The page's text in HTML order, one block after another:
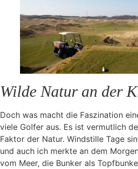
Wilde Natur an der
Doch was macht die Faszination
viele Golfer aus. Es ist vermutlich
Faktor der Natur. Windstille Tage
und auch ich merkte an dem
vom Meer, die Bunker als